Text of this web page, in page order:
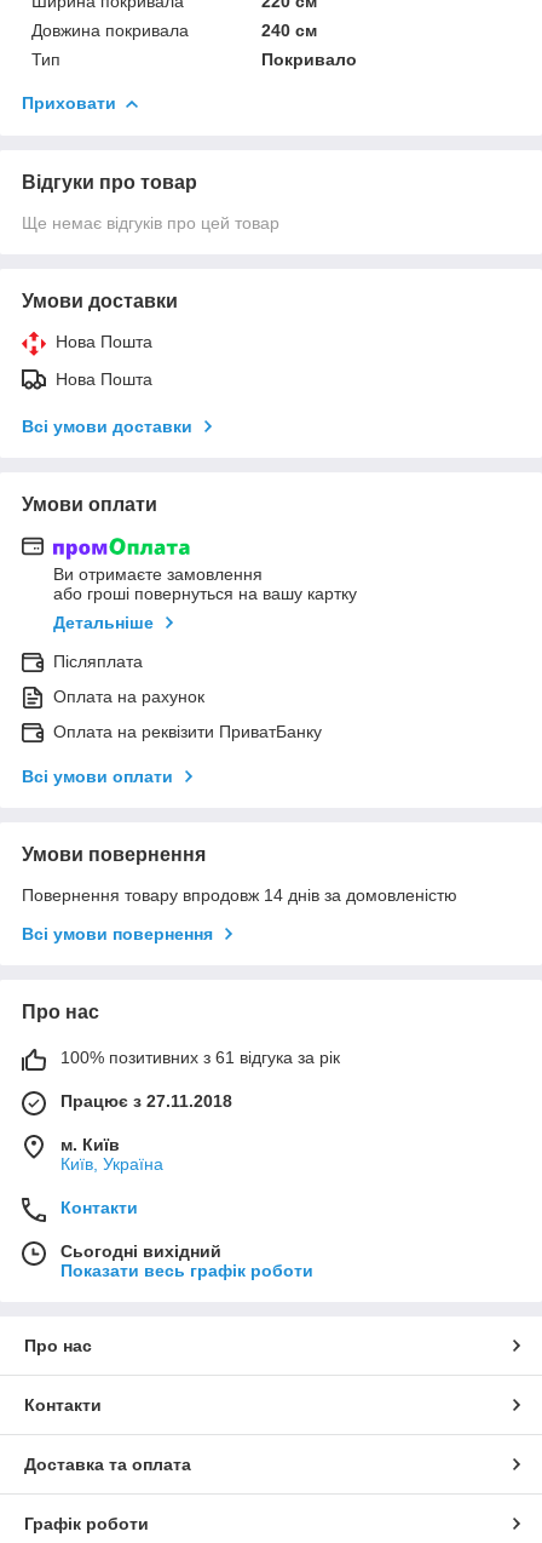
Довжина покривала
240 см
Тип
Покривало
Приховати
Відгуки про товар
Ще немає відгуків про цей товар
Умови доставки
Нова Пошта
Нова Пошта
Всі умови доставки
Умови оплати
Ви отримаєте замовлення
або гроші повернуться на вашу картку
Детальніше
Післяплата
Оплата на рахунок
Оплата на реквізити ПриватБанку
Всі умови оплати
Умови повернення
Повернення товару впродовж 14 днів за домовленістю
Всі умови повернення
Про нас
100% позитивних з 61 відгука за рік
Працює з 27.11.2018
м. Київ
Київ, Україна
Контакти
Сьогодні вихідний
Показати весь графік роботи
Про нас
Контакти
Доставка та оплата
Графік роботи